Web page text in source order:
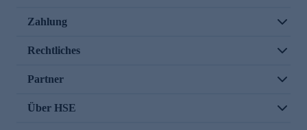
Zahlung
Rechtliches
Partner
Über HSE